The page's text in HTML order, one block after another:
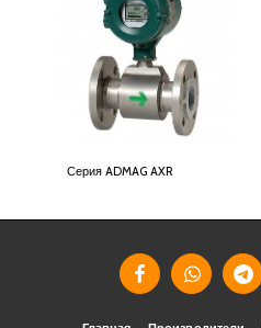
Серия ADMAG AXR